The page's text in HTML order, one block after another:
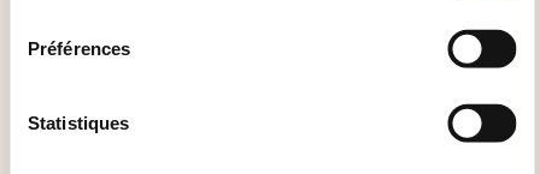
Préférences
Statistiques